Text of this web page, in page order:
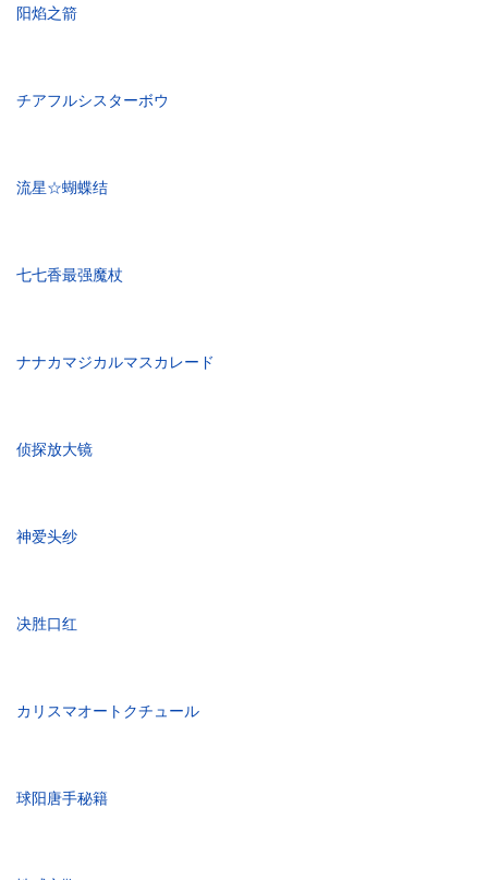
阳焰之箭
チアフルシスターボウ
流星☆蝴蝶结
七七香最强魔杖
ナナカマジカルマスカレード
侦探放大镜
神爱头纱
决胜口红
カリスマオートクチュール
球阳唐手秘籍